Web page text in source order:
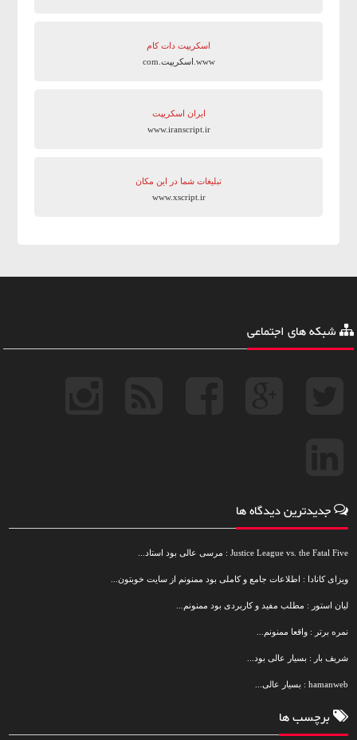
اسکریپت دات کام
www.اسکریپت.com
ایران اسکریپت
www.iranscript.ir
تبلیغات شما در این مکان
www.xscript.ir
شبکه های اجتماعی
جدیدترین دیدگاه ها
Justice League vs. the Fatal Five : مرسی عالی بود استاد...
ویزای کانادا : اطلاعات جامع و کاملی بود ممنونم از سایت خوبتون...
لیان استور : مطلب مفید و کاربردی بود ممنونم...
نمره برتر : واقعا ممنونم...
شریف بار : بسیار عالی بود...
hamanweb : بسیار عالی...
برچسب ها